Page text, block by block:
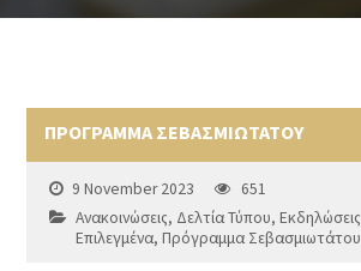
ΠΡΟΓΡΑΜΜΑ ΣΕΒΑΣΜΙΩΤΑΤΟΥ
9 November 2023
651
Ανακοινώσεις, Δελτία Τύπου,Εκδηλώσεις
Επιλεγμένα,Πρόγραμμα Σεβασμιωτάτου